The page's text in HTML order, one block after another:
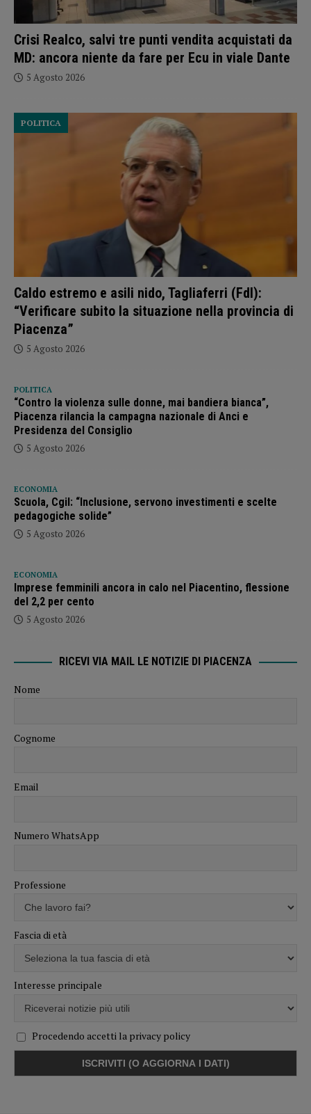
Crisi Realco, salvi tre punti vendita acquistati da
MD: ancora niente da fare per Ecu in viale Dante
5 Agosto 2026
Caldo estremo e asili nido, Tagliaferri (FdI):
“Verificare subito la situazione nella provincia di
Piacenza”
POLITICA
5 Agosto 2026
POLITICA
“Contro la violenza sulle donne, mai bandiera bianca”,
Piacenza rilancia la campagna nazionale di Anci e
Presidenza del Consiglio
5 Agosto 2026
ECONOMIA
Scuola, Cgil: “Inclusione, servono investimenti e scelte
pedagogiche solide”
5 Agosto 2026
ECONOMIA
Imprese femminili ancora in calo nel Piacentino, flessione
del 2,2 per cento
5 Agosto 2026
RICEVI VIA MAIL LE NOTIZIE DI PIACENZA
Nome
Cognome
Email
Numero WhatsApp
Professione
Fascia di età
Interesse principale
Procedendo accetti la privacy policy